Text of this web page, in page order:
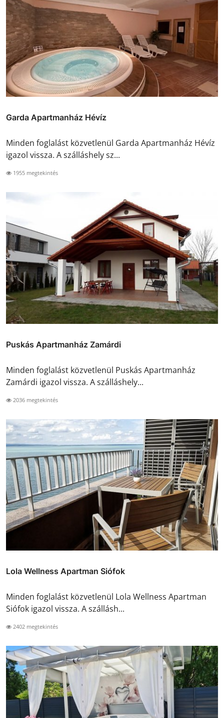
Garda Apartmanház Hévíz
Minden foglalást közvetlenül Garda Apartmanház Hévíz
igazol vissza. A szálláshely sz...
1955 megtekintés
Puskás Apartmanház Zamárdi
Minden foglalást közvetlenül Puskás Apartmanház
Zamárdi igazol vissza. A szálláshely...
2036 megtekintés
Lola Wellness Apartman Siófok
Minden foglalást közvetlenül Lola Wellness Apartman
Siófok igazol vissza. A szállásh...
2402 megtekintés